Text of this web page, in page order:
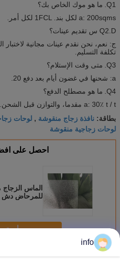
Q1. ما هو موك الخاص بك؟
a: 200sqms لكل بند.
1FCL لكل أمر.
Q2.D س تقديم عينات؟
ج: نعم، نحن نقدم عينات مجانية
تكلفة التسليم.
Q3. متى وقت الإستلام؟
a: شحنها في غضون أيام بعد دفع 20.
Q4. ما هو مصطلح الدفع؟
a: 30٪ t / t مقدما، والتوازن قبل الشحن.
بطاقة: نافذة زجاج منقوشة , لوحات
لوحات زجاجية منقوشة
احصل على
للمرحاض دش
أكثرزجاج مزخرف
info